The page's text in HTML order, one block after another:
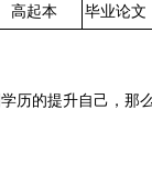
高起本 毕业论文
的提升自己，那